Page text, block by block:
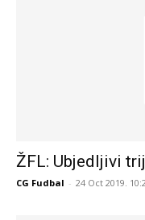
ŽFL: Ubjedljivi
CG Fudbal - 24 Oct 2019.